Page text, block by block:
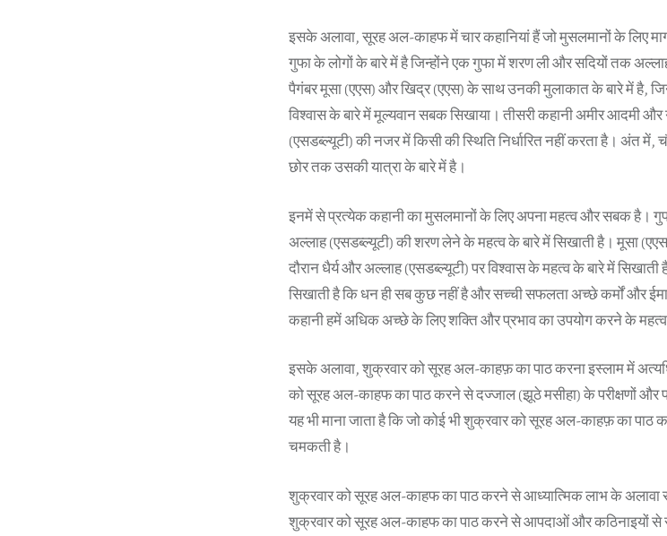
इसके अलावा, सूरह अल-काहफ में चार कहानियां हैं जो मुसलमानों के लिए
गुफा के लोगों के बारे में है जिन्होंने एक गुफा में शरण ली और सदियों तक अल्लाह
पैगंबर मूसा (एएस) और खिद्र (एएस) के साथ उनकी मुलाकात के बारे में है,
विश्वास के बारे में मूल्यवान सबक सिखाया। तीसरी कहानी अमीर आदमी
(एसडब्ल्यूटी) की नजर में किसी की स्थिति निर्धारित नहीं करता है। अंत
छोर तक उसकी यात्रा के बारे में है।
इनमें से प्रत्येक कहानी का मुसलमानों के लिए अपना महत्व और सबक है।
अल्लाह (एसडब्ल्यूटी) की शरण लेने के महत्व के बारे में सिखाती है। मूसा
दौरान धैर्य और अल्लाह (एसडब्ल्यूटी) पर विश्वास के महत्व के बारे में
सिखाती है कि धन ही सब कुछ नहीं है और सच्ची सफलता अच्छे कर्मों और
कहानी हमें अधिक अच्छे के लिए शक्ति और प्रभाव का उपयोग करने के महत्व
इसके अलावा, शुक्रवार को सूरह अल-काहफ़ का पाठ करना इस्लाम में
को सूरह अल-काहफ का पाठ करने से दज्जाल (झूठे मसीहा) के परीक्षणों और
यह भी माना जाता है कि जो कोई भी शुक्रवार को सूरह अल-काहफ़ का
चमकती है।
शुक्रवार को सूरह अल-काहफ का पाठ करने से आध्यात्मिक लाभ के अलावा
शुक्रवार को सूरह अल-काहफ का पाठ करने से आपदाओं और कठिनाइयों से